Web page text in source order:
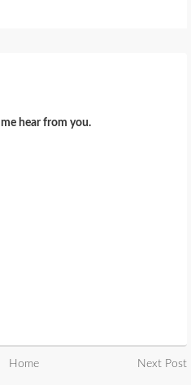
hear from you.
Home Next Post